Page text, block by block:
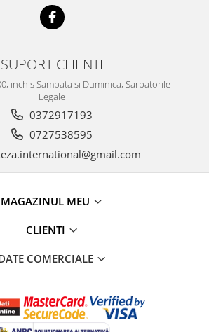
SUPORT CLIENTI
inchis Sambata si Duminica, Sarbatorile
Legale
0372917193
0727538595
MAGAZINUL MEU
CLIENTI
COMERCIALE